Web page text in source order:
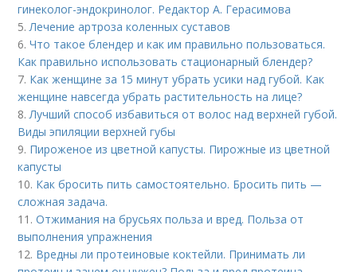
гинеколог-эндокринолог. Редактор А. Герасимова
5.Лечение артроза коленных суставов
6.Что такое блендер и как им правильно пользоваться.
Как правильно использовать стационарный блендер?
7. Как женщине за 15 минут убрать усики над губой. Как
женщине навсегда убрать растительность на лице?
8.Лучший способ избавиться от волос над верхней губой.
Виды эпиляции верхней губы
9. Пироженое из цветной капусты. Пирожные из цветной
капусты
10. Как бросить пить самостоятельно. Бросить пить —
сложная задача.
11.Отжимания на брусьях польза и вред. Польза от
выполнения упражнения
12. Вредны ли протеиновые коктейли. Принимать ли